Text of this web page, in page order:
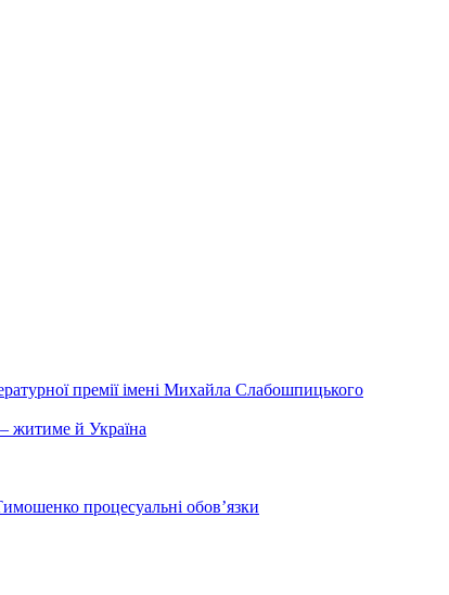
премії імені Михайла Слабошпицького
житиме й Україна
процесуальні обов’язки